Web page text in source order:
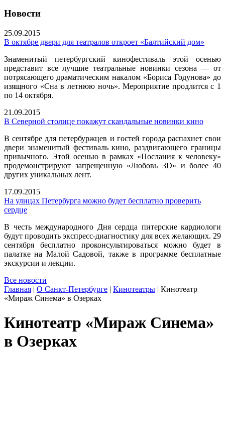
Новости
25.09.2015
В октябре двери для театралов откроет «Балтийский дом»
Знаменитый петербургский кинофестиваль этой осенью
представит все лучшие театральные новинки сезона — от
потрясающего драматическим накалом «Бориса Годунова» до
изящного «Сна в летнюю ночь». Мероприятие продлится с 1
по 14 октября.
21.09.2015
В Северной столице покажут скандальные новинки кино
В сентябре для петербуржцев и гостей города распахнет свои
двери знаменитый фестиваль кино, раздвигающего границы
привычного. Этой осенью в рамках «Послания к человеку»
продемонстрируют запрещенную «Любовь 3D» и более 40
других уникальных лент.
17.09.2015
На улицах Петербурга можно будет бесплатно проверить
сердце
В честь международного Дня сердца питерские кардиологи
будут проводить экспресс-диагностику для всех желающих. 29
сентября бесплатно проконсультироваться можно будет в
палатке на Малой Садовой, также в программе бесплатные
экскурсии и лекции.
Все новости
Главная | О Санкт-Петербурге | Кинотеатры | Кинотеатр
«Мираж Синема» в Озерках
Кинотеатр «Мираж Синема»
в Озерках